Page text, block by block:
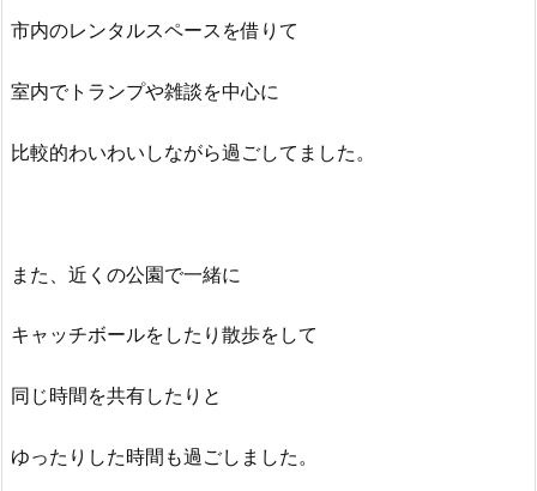
市内のレンタルスペースを借りて
室内でトランプや雑談を中心に
比較的わいわいしながら過ごしてました。
また、近くの公園で一緒に
キャッチボールをしたり散歩をして
同じ時間を共有したりと
ゆったりした時間も過ごしました。